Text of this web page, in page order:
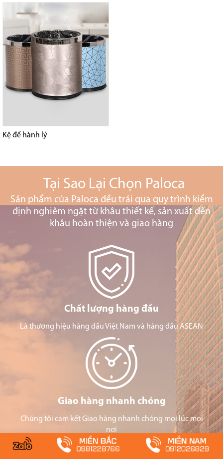
Kệ để hành lý
Tại Sao Lại Chọn Paloca
Sản phẩm của Paloca đều trải qua quy trình kiểm
định nghiêm ngặt từ khâu thiết kế, sản xuất đến
khâu hoàn thiện và giao hàng
Chất lượng hàng đầu
Là thương hiệu hàng đầu Việt Nam và hàng đầu ASEAN
Giao hàng nhanh chóng
Chúng tôi cam kết Giao hàng nhanh chóng mọi lúc mọi
nơi